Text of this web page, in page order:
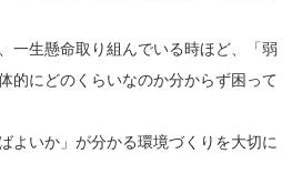
一生懸命取り組んでいる時ほど、「弱
的にどのくらいなのか分からず困って
よいか」が分かる環境づくりを大切に